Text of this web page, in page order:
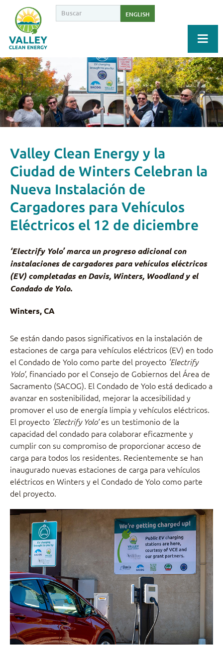
ENGLISH
Valley Clean Energy y la
Ciudad de Winters Celebran la
Nueva Instalación de
Cargadores para Vehículos
Eléctricos el 12 de diciembre
‘Electrify Yolo’ marca un progreso adicional con
instalaciones de cargadores para vehículos eléctricos
(EV) completadas en Davis, Winters, Woodland y el
Condado de Yolo.
Winters, CA
Se están dando pasos significativos en la instalación de
estaciones de carga para vehículos eléctricos (EV) en todo
el Condado de Yolo como parte del proyecto ‘Electrify
Yolo’, financiado por el Consejo de Gobiernos del Área de
Sacramento (SACOG). El Condado de Yolo está dedicado a
avanzar en sostenibilidad, mejorar la accesibilidad y
promover el uso de energía limpia y vehículos eléctricos.
El proyecto ‘Electrify Yolo’es un testimonio de la
capacidad del condado para colaborar eficazmente y
cumplir con su compromiso de proporcionar acceso de
carga para todos los residentes. Recientemente se han
inaugurado nuevas estaciones de carga para vehículos
eléctricos en Winters y el Condado de Yolo como parte
del proyecto.